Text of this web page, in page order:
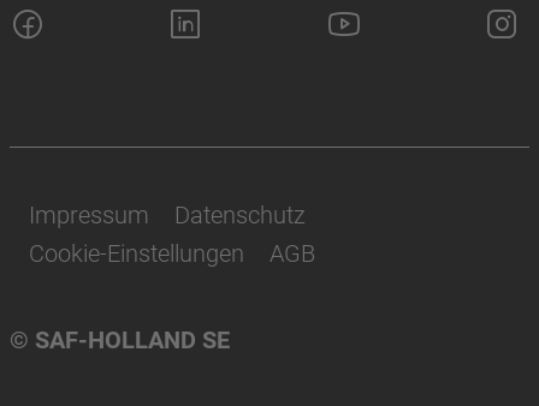
© SAF-HOLLAND SE
Impressum
Datenschutz
Cookie-Einstellungen
AGB